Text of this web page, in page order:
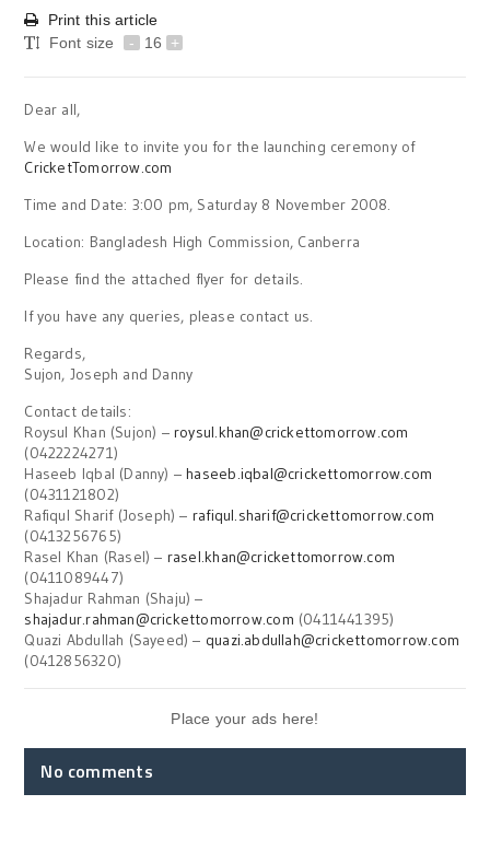
Print this article
Font size
- 16 +
Dear all,
We would like to invite you for the launching ceremony of
CricketTomorrow.com
Time and Date: 3:00 pm, Saturday 8 November 2008.
Location: Bangladesh High Commission, Canberra
Please find the attached flyer for details.
If you have any queries, please contact us.
Regards,
Sujon, Joseph and Danny
Contact details:
Roysul Khan (Sujon) –roysul.khan@crickettomorrow.com
(0422224271)
Haseeb Iqbal (Danny) –haseeb.iqbal@crickettomorrow.com
(0431121802)
Rafiqul Sharif (Joseph) – rafiqul.sharif@crickettomorrow.com
(0413256765)
Rasel Khan (Rasel) – rasel.khan@crickettomorrow.com
(0411089447)
Shajadur Rahman (Shaju) –
shajadur.rahman@crickettomorrow.com (0411441395)
Quazi Abdullah (Sayeed) – quazi.abdullah@crickettomorrow.com
(0412856320)
Place your ads here!
No comments